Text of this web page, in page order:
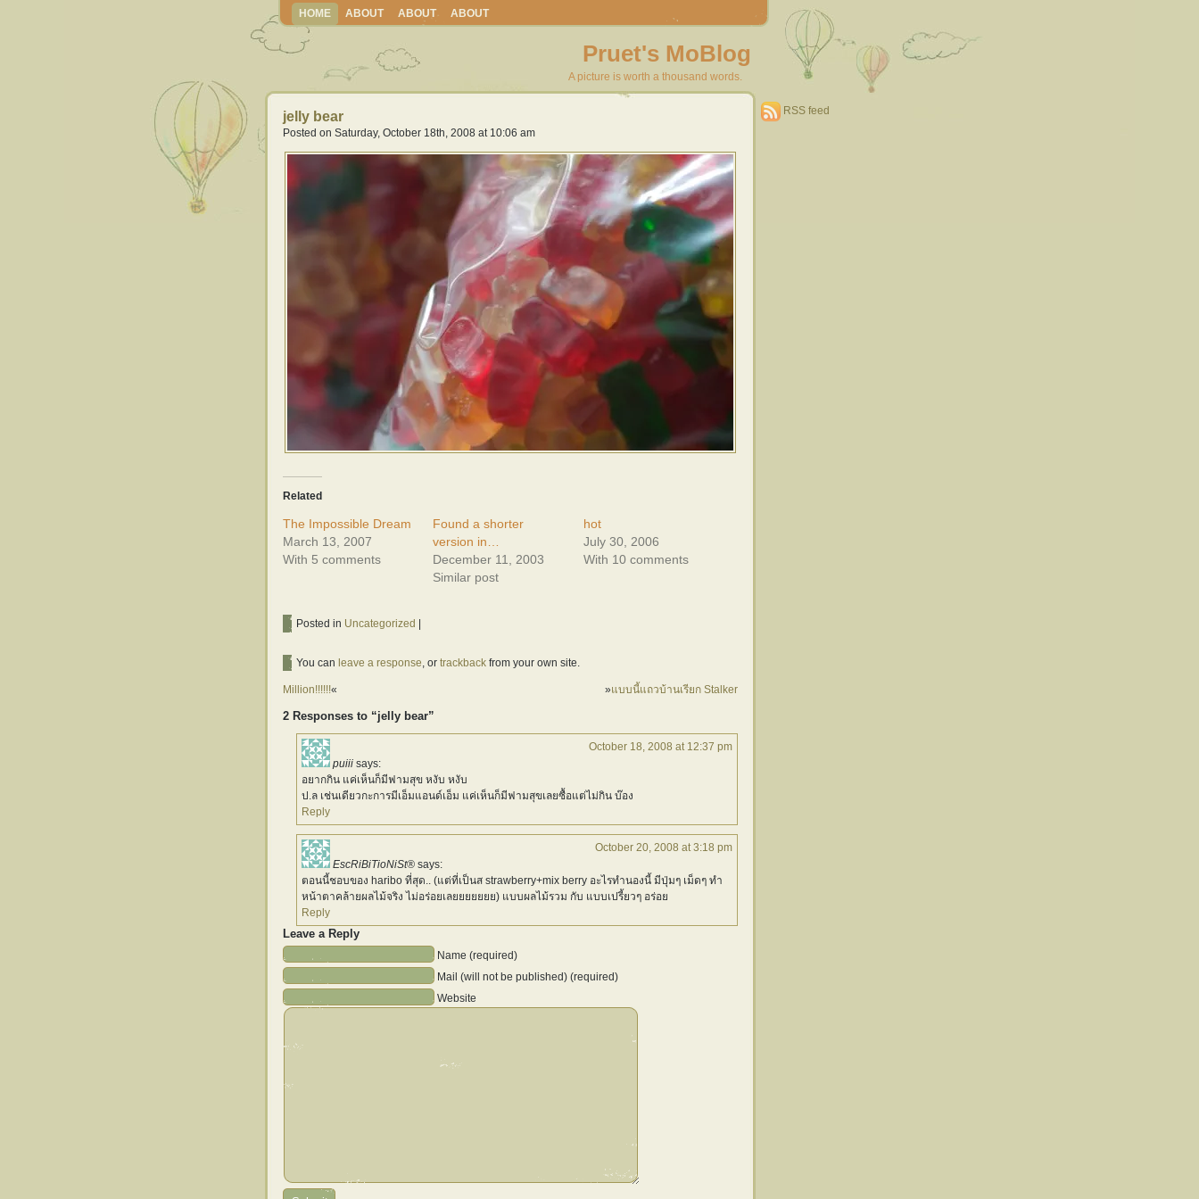
HOME ABOUT ABOUT ABOUT
Pruet's MoBlog
A picture is worth a thousand words.
jelly bear
Posted on Saturday, October 18th, 2008 at 10:06 am
Related
The Impossible Dream
March 13, 2007
With 5 comments
Found a shorter
version in…
December 11, 2003
Similar post
hot
July 30, 2006
With 10 comments
Posted in Uncategorized
You can leave a response, or trackback from your own site.
Million!!!!!!« »แบบนี้แถวบ้านเรียก Stalker
2 Responses to “jelly bear”
puiii says:
October 18, 2008 at 12:37 pm
อยากกิน แค่เห็นก็มีฟามสุข หงับ หงับ
ป.ล เช่นเดียวกะการมีเอ็มแอนด์เอ็ม แค่เห็นก็มีฟามสุขเลยซื้อแต่ไม่กิน บ๊อง
Reply
EscRiBiTioNiSt® says:
October 20, 2008 at 3:18 pm
ตอนนี้ชอบของ haribo ที่สุด.. (แต่ที่เป็นส strawberry+mix berry อะไรทำนองนี้ มีปุ่มๆ เม็ดๆ ทำ
หน้าตาคล้ายผลไม้จริง ไม่อร่อยเลยยยยยยย) แบบผลไม้รวม กับ แบบเปรี้ยวๆ อร่อย
Reply
Leave a Reply
Name (required)
Mail (will not be published) (required)
Website
RSS feed